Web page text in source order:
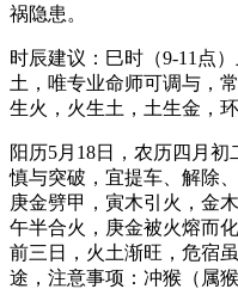
祸隐患。
时辰建议：巳时（9-11点
土，唯专业命师可调与，
生火，火生土，土生金，环
阳历5月18日，农历四月
慎与突破，宜提车、解除
庚金劈甲，寅木引火，金
午半合火，庚金被火熔而
前三日，火土渐旺，危宿
途，注意事项：冲猴（属